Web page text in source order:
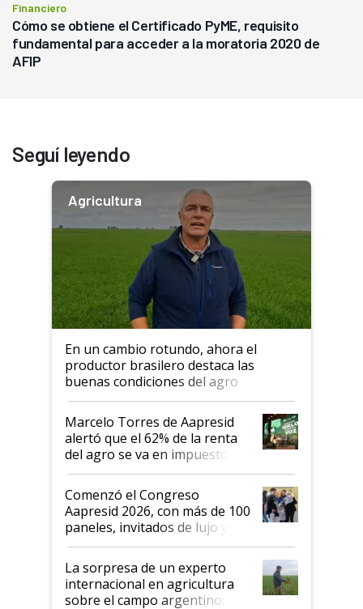
Financiero
Cómo se obtiene el Certificado PyME, requisito
fundamental para acceder a la moratoria 2020 de
AFIP
Seguí leyendo
Agricultura
En un cambio rotundo, ahora el
productor brasilero destaca las
buenas condiciones del agro
argentino para invertir: "Los veo
más motivados"
Marcelo Torres de Aapresid
alertó que el 62% de la renta
del agro se va en impuestos:
"No es bueno que en
Argentina se sigan discutiendo
las mismas cosas de hace 50
años"
Comenzó el Congreso
Aapresid 2026, con más de 100
paneles, invitados de lujo y
todas las tendencias
La sorpresa de un experto
internacional en agricultura
sobre el campo argentino: